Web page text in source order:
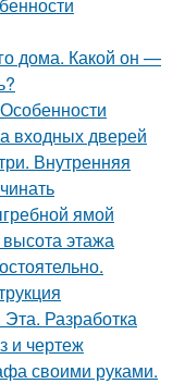
дома. Какой он —
входных дверей
Внутренняя
ямой
этажа
Разработка
и чертеж
своими руками.